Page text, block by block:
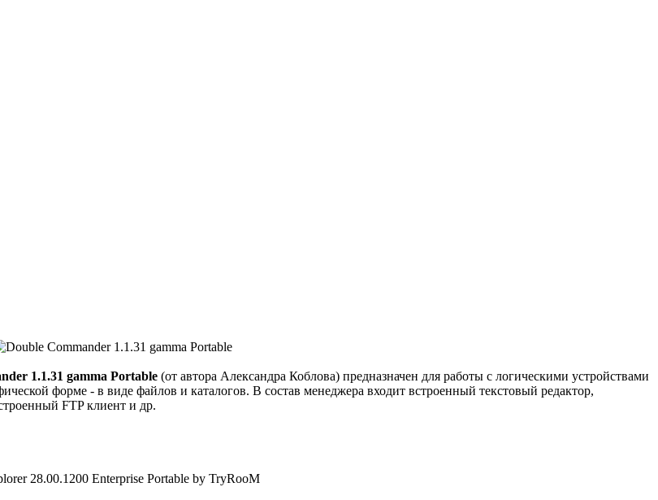
1.1.31 gamma Portable (от автора Александра Коблова) предназначен для работы с логическими устройствами
форме - в виде файлов и каталогов. В состав менеджера входит встроенный текстовый редактор,
FTP клиент и др.